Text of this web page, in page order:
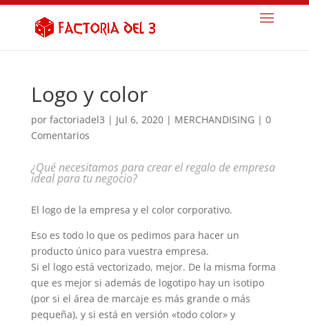
Logo y color
por factoriadel3 | Jul 6, 2020| MERCHANDISING | 0
Comentarios
¿Qué necesitamos para crear el regalo de empresa
ideal para tu negocio?
El logo de la empresa y el color corporativo.
Eso es todo lo que os pedimos para hacer un
producto único para vuestra empresa.
Si el logo está vectorizado, mejor. De la misma forma
que es mejor si además de logotipo hay un isotipo
(por si el área de marcaje es más grande o más
pequeña), y si está en versión «todo color» y